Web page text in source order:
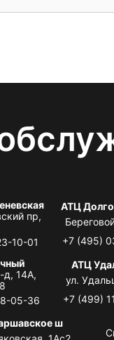
пр,
10-01
АТЦ
+7 (495)
д, 14А,
05-36
АТЦ
ул.
+7 (499)
ш